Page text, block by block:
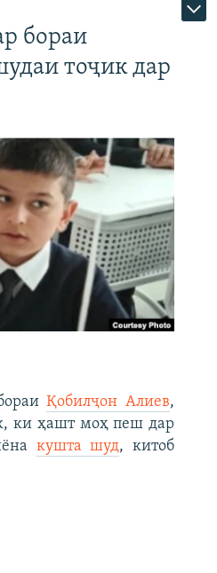
бораи
тоҷик дар
Қобилҷон Алиев,
ки ҳашт моҳ пеш дар
кушта шуд, китоб